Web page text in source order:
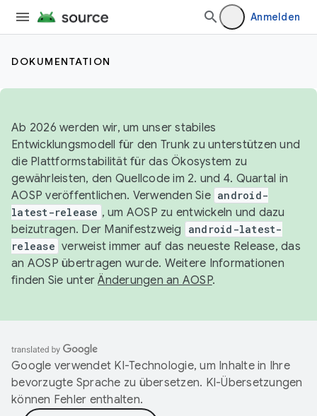
Anmelden
DOKUMENTATION
Ab 2026 werden wir, um unser stabiles
Entwicklungsmodell für den Trunk zu unterstützen und
die Plattformstabilität für das Ökosystem zu
gewährleisten, den Quellcode im 2. und 4. Quartal in
AOSP veröffentlichen. Verwenden Sie android-
latest-release , um AOSP zu entwickeln und dazu
beizutragen. Der Manifestzweig
android-latest-
release verweist immer auf das neueste Release, das
an AOSP übertragen wurde. Weitere Informationen
finden Sie unterÄnderungen an AOSP.
Google verwendet KI-Technologie, um Inhalte in Ihre
bevorzugte Sprache zu übersetzen. KI-Übersetzungen
können Fehler enthalten.